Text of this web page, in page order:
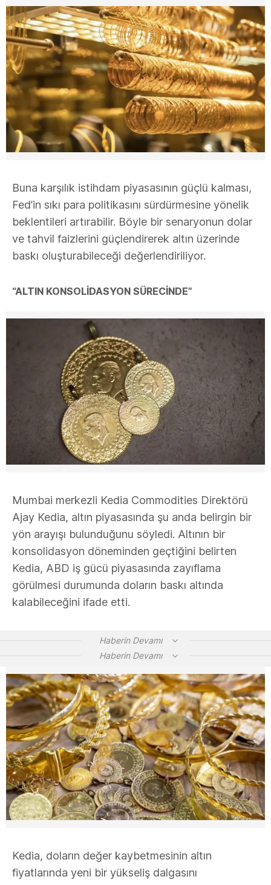
Buna karşılık istihdam piyasasının güçlü kalması,
Fed’in sıkı para politikasını sürdürmesine yönelik
beklentileri artırabilir. Böyle bir senaryonun dolar
ve tahvil faizlerini güçlendirerek altın üzerinde
baskı oluşturabileceği değerlendiriliyor.
“ALTIN KONSOLİDASYON SÜRECİNDE”
Mumbai merkezli Kedia Commodities Direktörü
Ajay Kedia, altın piyasasında şu anda belirgin bir
yön arayışı bulunduğunu söyledi. Altının bir
konsolidasyon döneminden geçtiğini belirten
Kedia, ABD iş gücü piyasasında zayıflama
görülmesi durumunda doların baskı altında
kalabileceğini ifade etti.
Haberin Devamı
Haberin Devamı
Kedia, doların değer kaybetmesinin altın
fiyatlarında yeni bir yükseliş dalgasını